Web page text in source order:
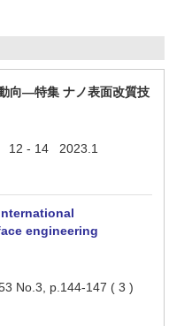
向—特集 ナノ表面改質技
12 - 14 2023.1
engineering
No.3, p.144-147 ( 3 )